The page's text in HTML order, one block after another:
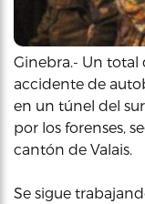
Ginebra.- Un total
accidente de
en un túnel del
por los forenses,
cantón de Valais.
Se sigue